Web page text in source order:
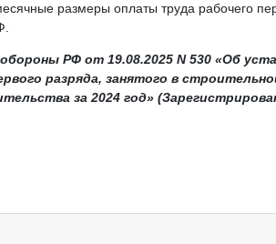
размеры оплаты труда рабочего
РФ от 19.08.2025 N 530 «Об
разряда, занятого в
за 2024 год»